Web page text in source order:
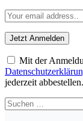
Mit der
jederzeit abbestellen.
Suchen
nach: